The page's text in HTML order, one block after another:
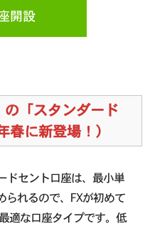
開設
「スタンダード
に新登場！）
ドセント口座は、最小単
られるので、FXが初めて
適な口座タイプです。低